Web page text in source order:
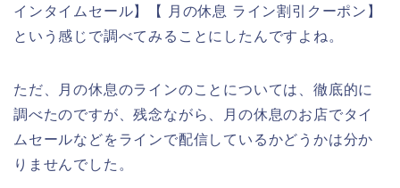
インタイムセール】【 月の休息 ライン割引クーポン】
という感じで調べてみることにしたんですよね。
ただ、月の休息のラインのことについては、徹底的に
調べたのですが、残念ながら、月の休息のお店でタイ
ムセールなどをラインで配信しているかどうかは分か
りませんでした。